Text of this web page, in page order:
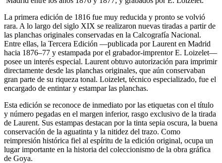
La primera edición de 1816 fue muy reducida y pronto se volvió
rara. A lo largo del siglo XIX se realizaron nuevas tiradas a partir de
las planchas originales conservadas en la Calcografía Nacional.
Entre ellas, la Tercera Edición —publicada por Laurent en Madrid
hacia 1876–77 y estampada por el grabador-imprentor E. Loizelet—
posee un interés especial. Laurent obtuvo autorización para imprimir
directamente desde las planchas originales, que aún conservaban
gran parte de su riqueza tonal. Loizelet, técnico especializado, fue el
encargado de entintar y estampar las planchas.
Esta edición se reconoce de inmediato por las etiquetas con el título
y número pegadas en el margen inferior, rasgo exclusivo de la tirada
de Laurent. Sus estampas destacan por la tinta sepia oscura, la buena
conservación de la aguatinta y la nitidez del trazo. Como
reimpresión histórica fiel al espíritu de la edición original, ocupa un
lugar importante en la historia del coleccionismo de la obra gráfica
de Goya.